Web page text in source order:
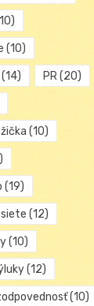
(10)
PR(20)
(10)
(19)
(12)
(10)
(12)
(10)